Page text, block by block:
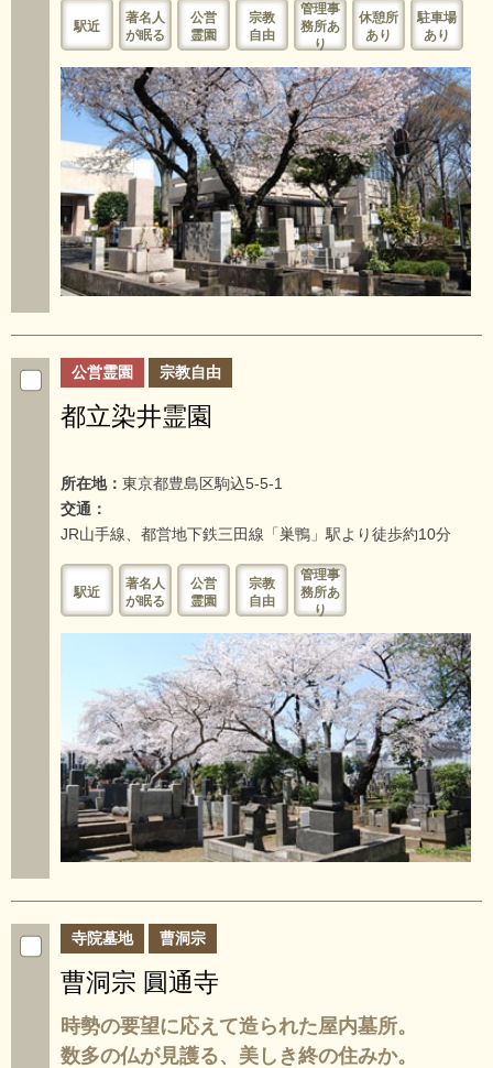
駅近
著名人
が眠る
公営
霊園
宗教
自由
管理事
務所あ
り
休憩所
あり
駐車場
あり
公営霊園 宗教自由
都立染井霊園
所在地： 東京都豊島区駒込5-5-1
交通：
JR山手線、都営地下鉄三田線「巣鴨」駅より徒歩約10分
駅近
著名人
が眠る
公営
霊園
宗教
自由
管理事
務所あ
り
寺院墓地 曹洞宗
曹洞宗 圓通寺
時勢の要望に応えて造られた屋内墓所。
数多の仏が見護る、美しき終の住みか。